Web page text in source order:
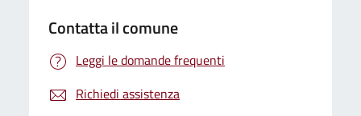
Contatta il comune
Leggi le domande frequenti
Richiedi assistenza